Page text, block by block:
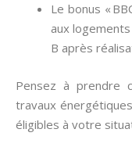
Le bonus «
aux
B après
Pensez à prendre
travaux
éligibles à votre